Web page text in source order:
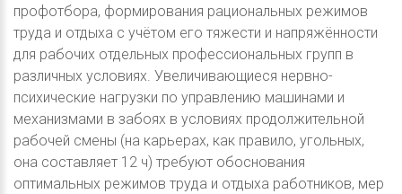
профотбора, формирования рациональных режимов
труда и отдыха с учётом его тяжести и напряжённости
для рабочих отдельных профессиональных групп в
различных условиях. Увеличивающиеся нервно-
психические нагрузки по управлению машинами и
механизмами в забоях в условиях продолжительной
рабочей смены (на карьерах, как правило, угольных,
она составляет 12 ч) требуют обоснования
оптимальных режимов труда и отдыха работников, мер